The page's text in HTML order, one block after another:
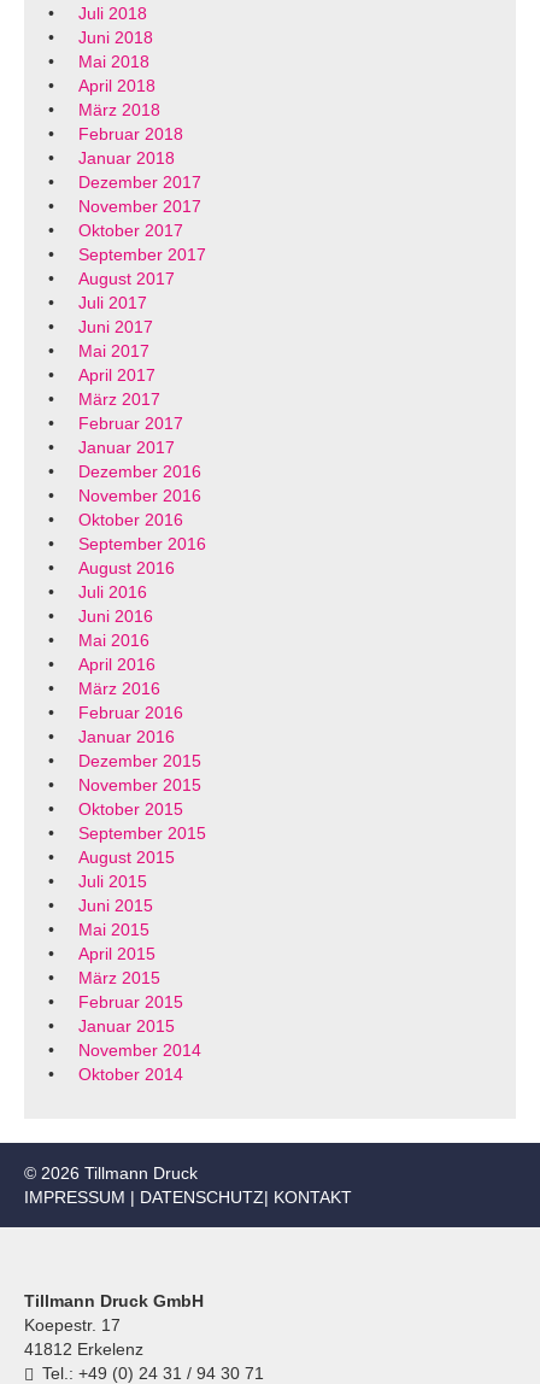
Juli 2018
Juni 2018
Mai 2018
April 2018
März 2018
Februar 2018
Januar 2018
Dezember 2017
November 2017
Oktober 2017
September 2017
August 2017
Juli 2017
Juni 2017
Mai 2017
April 2017
März 2017
Februar 2017
Januar 2017
Dezember 2016
November 2016
Oktober 2016
September 2016
August 2016
Juli 2016
Juni 2016
Mai 2016
April 2016
März 2016
Februar 2016
Januar 2016
Dezember 2015
November 2015
Oktober 2015
September 2015
August 2015
Juli 2015
Juni 2015
Mai 2015
April 2015
März 2015
Februar 2015
Januar 2015
November 2014
Oktober 2014
© 2026 Tillmann Druck
IMPRESSUM | DATENSCHUTZ| KONTAKT
Tillmann Druck GmbH
Koepestr. 17
41812 Erkelenz
Tel.: +49 (0) 24 31 / 94 30 71